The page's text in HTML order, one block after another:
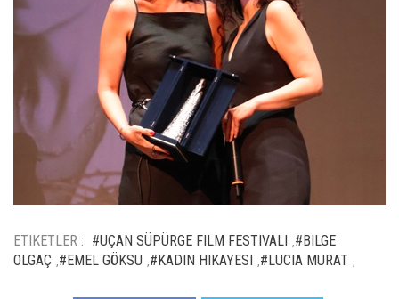
ETIKETLER : #UÇAN SÜPÜRGE FILM FESTIVALI #BILGE
OLGAÇ #EMEL GÖKSU #KADIN HIKAYESI #LUCIA MURAT